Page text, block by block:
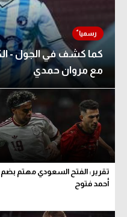
كما كشف في الجول -
مع مروان حمدي
تقرير: الفتح السعودي مهتم بضم
أحمد فتوح